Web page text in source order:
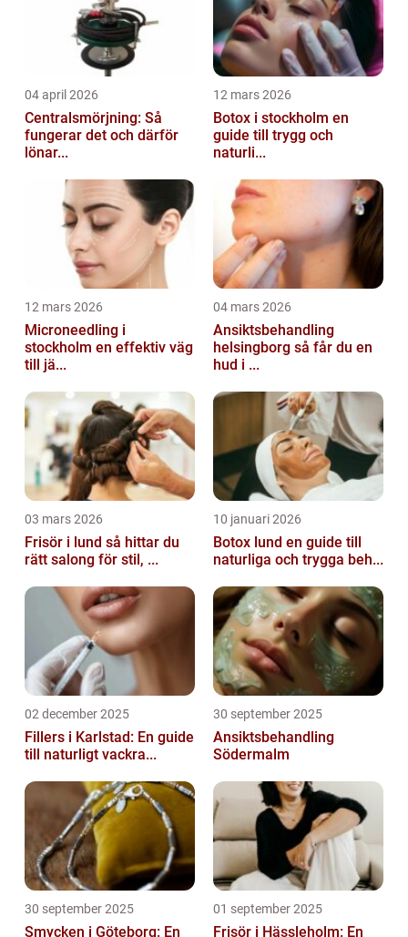
04 april 2026
Centralsmörjning: Så
fungerar det och därför
lönar...
12 mars 2026
Botox i stockholm en
guide till trygg och
naturli...
12 mars 2026
Microneedling i
stockholm en effektiv väg
till jä...
04 mars 2026
Ansiktsbehandling
helsingborg så får du en
hud i ...
03 mars 2026
Frisör i lund så hittar du
rätt salong för stil, ...
10 januari 2026
Botox lund en guide till
naturliga och trygga beh...
02 december 2025
Fillers i Karlstad: En guide
till naturligt vackra...
30 september 2025
Ansiktsbehandling
Södermalm
30 september 2025
Smycken i Göteborg: En
01 september 2025
Frisör i Hässleholm: En